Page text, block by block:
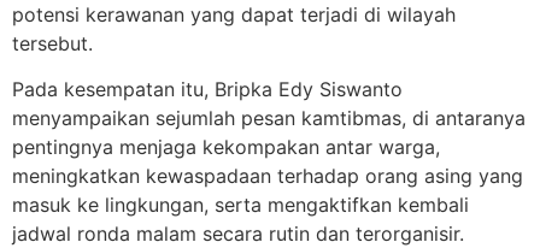
potensi kerawanan yang dapat terjadi di wilayah
tersebut.
Pada kesempatan itu, Bripka Edy Siswanto
menyampaikan sejumlah pesan kamtibmas, di antaranya
pentingnya menjaga kekompakan antar warga,
meningkatkan kewaspadaan terhadap orang asing yang
masuk ke lingkungan, serta mengaktifkan kembali
jadwal ronda malam secara rutin dan terorganisir.